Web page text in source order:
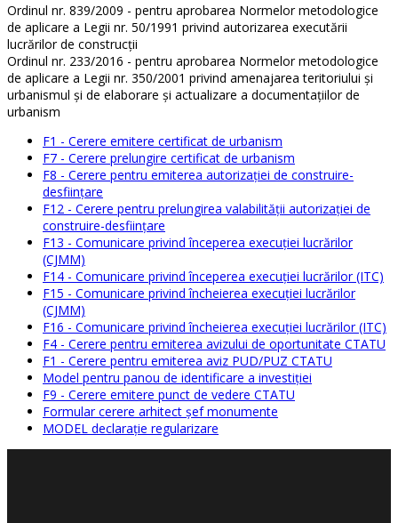
Ordinul nr. 839/2009 - pentru aprobarea Normelor metodologice
de aplicare a Legii nr. 50/1991 privind autorizarea executării
lucrărilor de construcţii
Ordinul nr. 233/2016 - pentru aprobarea Normelor metodologice
de aplicare a Legii nr. 350/2001 privind amenajarea teritoriului şi
urbanismul şi de elaborare şi actualizare a documentaţiilor de
urbanism
F1 - Cerere emitere certificat de urbanism
F7 - Cerere prelungire certificat de urbanism
F8 - Cerere pentru emiterea autorizației de construire-
desființare
F12 - Cerere pentru prelungirea valabilității autorizației de
construire-desființare
F13 - Comunicare privind începerea execuției lucrărilor
(CJMM)
F14 - Comunicare privind începerea execuției lucrărilor (ITC)
F15 - Comunicare privind încheierea execuției lucrărilor
(CJMM)
F16 - Comunicare privind încheierea execuției lucrărilor (ITC)
F4 - Cerere pentru emiterea avizului de oportunitate CTATU
F1 - Cerere pentru emiterea aviz PUD/PUZ CTATU
Model pentru panou de identificare a investiției
F9 - Cerere emitere punct de vedere CTATU
Formular cerere arhitect șef monumente
MODEL declarație regularizare